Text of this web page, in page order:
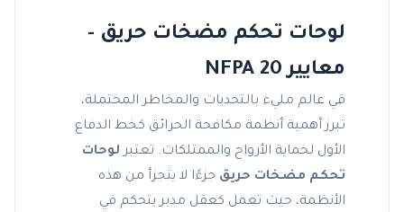
لوحات تحكم مضخات حريق -
معايير NFPA 20
في عالم مليء بالتحديات والمخاطر المحتملة،
تبرز أهمية أنظمة مكافحة الحرائق كخط الدفاع
الأول لحماية الأرواح والممتلكات. تعتبر لوحات
تحكم مضخات حريق جزءًا لا يتجزأ من هذه
الأنظمة، حيث تعمل كعقل مدبر يتحكم في